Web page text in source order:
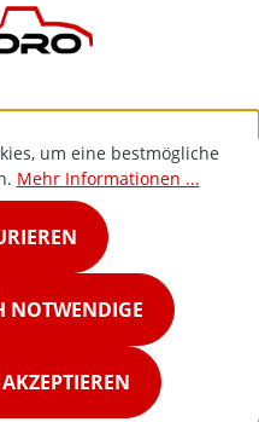
um eine bestmögliche
Mehr Informationen ...
NOTWENDIGE